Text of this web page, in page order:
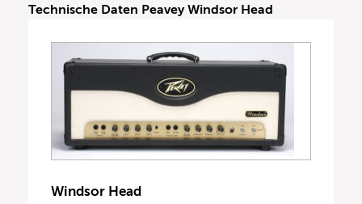
Technische Daten Peavey Windsor Head
Windsor Head